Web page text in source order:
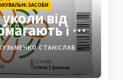
ЗАСОБИ
від
і як
СТАНІСЛАВ